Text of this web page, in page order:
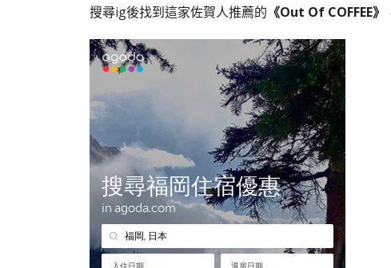
搜尋ig後找到這家佐賀人推薦的 《Out Of COFFEE》